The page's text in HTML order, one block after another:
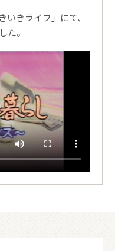
いきライフ」にて、
た。